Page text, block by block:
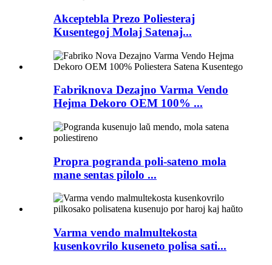
Akceptebla Prezo Poliesteraj
Kusentegoj Molaj Satenaj...
Fabriknova Dezajno Varma Vendo
Hejma Dekoro OEM 100% ...
Propra pogranda poli-sateno mola
mane sentas pilolo ...
Varma vendo malmultekosta
kusenkovrilo kuseneto polisa sati...